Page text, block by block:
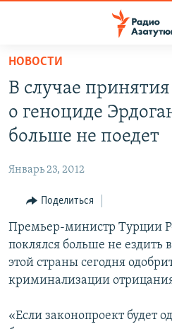
Перейти
основному
содержанию
Перейти
основной
навигации
Перейти
поиску
НОВОСТИ
ПОЛИТИКА
ЭКОНОМИКА
РЕГИОН
НАГОРНЫЙ КАРАБАХ
СПОРТ
НОВОСТИ
В случае
о геноциде
больше не поедет
Январь 23, 2012
Поделиться
Премьер-министр Турции
поклялся больше не ездить
этой страны сегодня
криминализации
«Если законопроект будет